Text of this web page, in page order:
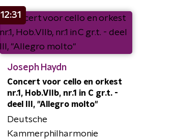
12:31
Joseph Haydn
Concert voor cello en orkest
nr.1, Hob.VIIb, nr.1 in C gr.t. -
deel III, "Allegro molto"
Deutsche
Kammerphilharmonie